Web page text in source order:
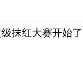
抹红大赛开始了